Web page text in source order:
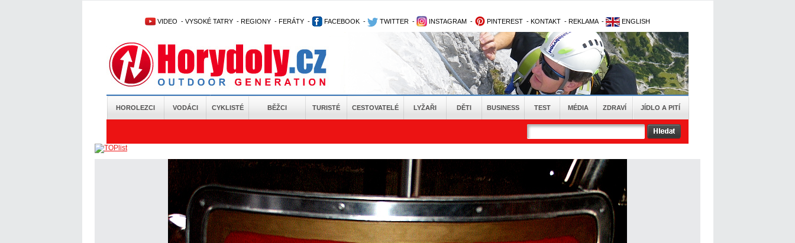
VIDEO - VYSOKÉ TATRY - REGIONY - FERÁTY - FACEBOOK - TWITTER - INSTAGRAM - PINTEREST - KONTAKT - REKLAMA - ENGLISH
HOROLEZCI VODÁCI CYKLISTÉ BĚŽCI TURISTÉ CESTOVATELÉ LYŽAŘI DĚTI BUSINESS TEST MÉDIA ZDRAVÍ JÍDLO A PITÍ